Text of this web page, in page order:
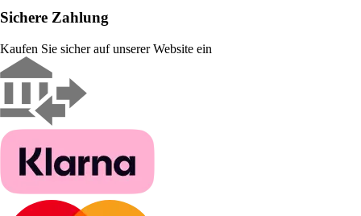
Sichere Zahlung
Kaufen Sie sicher auf unserer Website ein